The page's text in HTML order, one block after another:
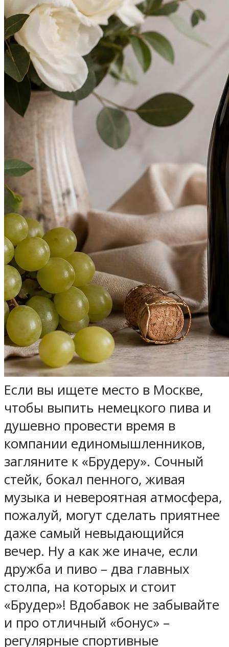
Если вы ищете место в Москве,
чтобы выпить немецкого пива и
душевно провести время в
компании единомышленников,
загляните к «Брудеру». Сочный
стейк, бокал пенного, живая
музыка и невероятная атмосфера,
пожалуй, могут сделать приятнее
даже самый невыдающийся
вечер. Ну а как же иначе, если
дружба и пиво – два главных
столпа, на которых и стоит
«Брудер»! Вдобавок не забывайте
и про отличный «бонус» –
регулярные спортивные